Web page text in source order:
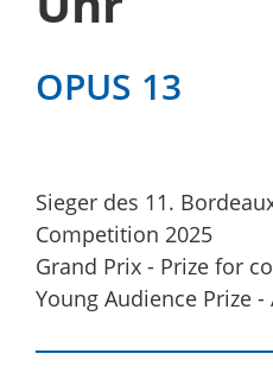
OPUS 13
Sieger des 11.
Competition 2025
Grand Prix - Prize for
Young Audience Prize